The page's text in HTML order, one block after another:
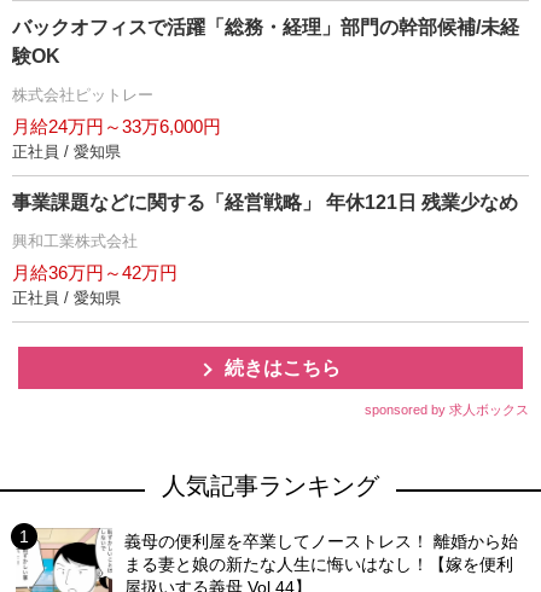
バックオフィスで活躍「総務・経理」部門の幹部候補/未経
験OK
株式会社ピットレー
月給24万円～33万6,000円
正社員 / 愛知県
事業課題などに関する「経営戦略」 年休121日 残業少なめ
興和工業株式会社
月給36万円～42万円
正社員 / 愛知県
続きはこちら
sponsored by 求人ボックス
人気記事ランキング
義母の便利屋を卒業してノーストレス！ 離婚から始
まる妻と娘の新たな人生に悔いはなし！【嫁を便利
屋扱いする義母 Vol.44】